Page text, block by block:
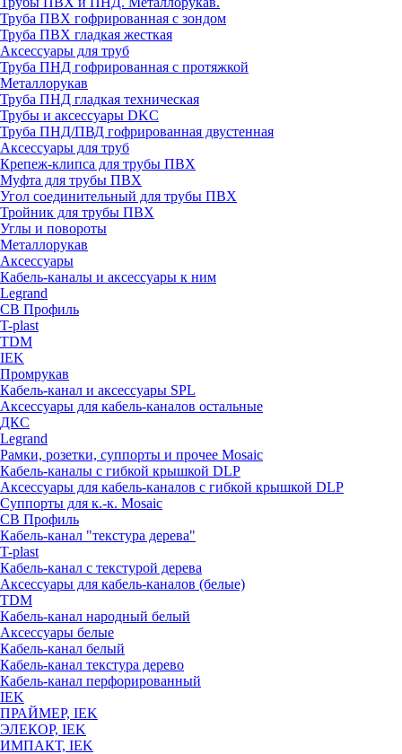
Труба ПВХ гофрированная с зондом
Труба ПВХ гладкая жесткая
Аксессуары для труб
Труба ПНД гофрированная с протяжкой
Металлорукав
Труба ПНД гладкая техническая
Трубы и аксессуары DKC
Труба ПНД/ПВД гофрированная двустенная
Аксессуары для труб
Крепеж-клипса для трубы ПВХ
Муфта для трубы ПВХ
Угол соединительный для трубы ПВХ
Тройник для трубы ПВХ
Углы и повороты
Металлорукав
Аксессуары
Кабель-каналы и аксессуары к ним
Legrand
СВ Профиль
T-plast
TDM
IEK
Промрукав
Кабель-канал и аксессуары SPL
Аксессуары для кабель-каналов остальные
ДКС
Legrand
Рамки, розетки, суппорты и прочее Mosaic
Кабель-каналы с гибкой крышкой DLP
Аксессуары для кабель-каналов с гибкой крышкой DLP
Суппорты для к.-к. Mosaic
СВ Профиль
Кабель-канал "текстура дерева"
T-plast
Кабель-канал с текстурой дерева
Аксессуары для кабель-каналов (белые)
TDM
Кабель-канал народный белый
Аксессуары белые
Кабель-канал белый
Кабель-канал текстура дерево
Кабель-канал перфорированный
IEK
ПРАЙМЕР, IEK
ЭЛЕКОР, IEK
ИМПАКТ, IEK